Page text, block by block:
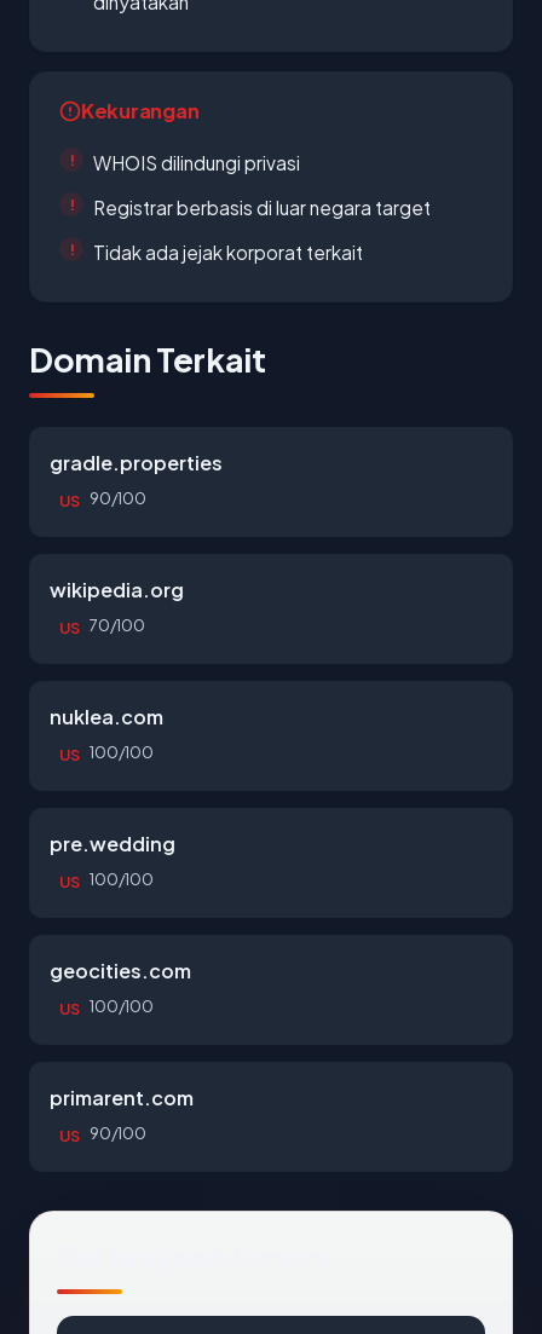
Kekurangan
WHOIS dilindungi privasi
Registrar berbasis di luar negara target
Tidak ada jejak korporat terkait
Domain Terkait
gradle.properties
US 90/100
wikipedia.org
US 70/100
nuklea.com
US 100/100
pre.wedding
US 100/100
geocities.com
US 100/100
primarent.com
US 90/100